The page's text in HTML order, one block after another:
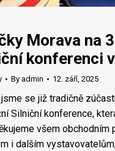
Morava na
konferenci
By admin 12. září, 2025
jsme se již tradičně
Silniční konference,
všem obchodním
i dalším